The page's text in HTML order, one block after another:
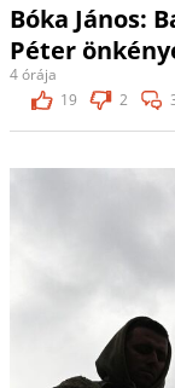
Bóka János:
Péter
4 órája
19
2